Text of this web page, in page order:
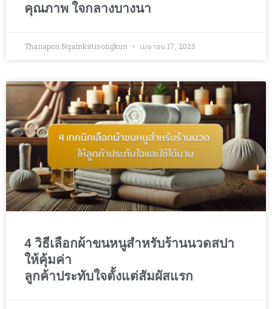
คุณภาพ ใจกลางบางนา
Thanapon Ngamkittisongkun เมษายน 17, 2025
4 วิธีเลือกผ้าขนหนูสำหรับร้านนวดสปา
ให้คุ้มค่า
ลูกค้าประทับใจตั้งแต่สัมผัสแรก